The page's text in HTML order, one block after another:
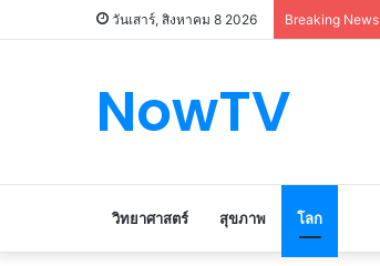
วันเสาร์, สิงหาคม 8 2026 Breaking News
NowTV
วิทยาศาสตร์ สุขภาพ โลก